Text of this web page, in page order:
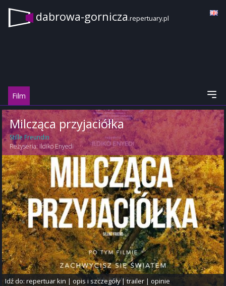
dabrowa-gornicza.repertuary.pl
Film
Milcząca przyjaciółka
Stille Freundin
Reżyseria: Ildiko Enyedi
Idź do:repertuar kin |opis i szczegóły|trailer |opinie